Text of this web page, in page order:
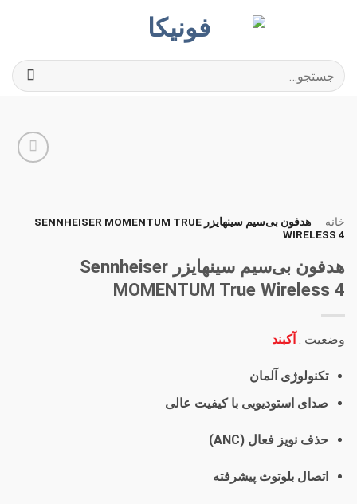
جستجو
برای:
مندی
خانه -
هدفون بی‌سیم سینهایزر SENNHEISER MOMENTUM TRUE
WIRELESS 4
هدفون بی‌سیم سینهایزر Sennheiser
MOMENTUM True Wireless 4
وضعیت : آکبند
تکنولوژی آلمان
صدای استودیویی با کیفیت عالی
حذف نویز فعال (ANC)
اتصال بلوتوث پیشرفته